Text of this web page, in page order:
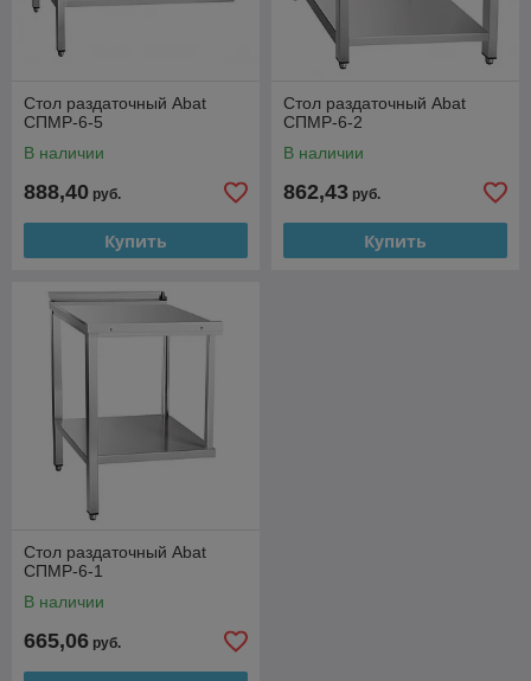
Стол раздаточный Abat
СПМР-6-5
В наличии
888,40 руб.
Купить
Стол раздаточный Abat
СПМР-6-2
В наличии
862,43 руб.
Купить
Стол раздаточный Abat
СПМР-6-1
В наличии
665,06 руб.